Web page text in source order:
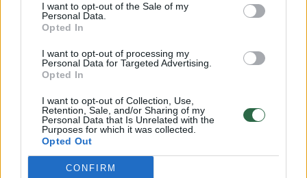
I want to opt-out of the Sale of my
Personal Data.
Opted In
I want to opt-out of processing my
Personal Data for Targeted Advertising.
Opted In
I want to opt-out of Collection, Use,
Retention, Sale, and/or Sharing of my
Personal Data that Is Unrelated with the
Purposes for which it was collected.
Opted Out
CONFIRM
00:15:54
V. Zalužno pasisakymą laiko bandymu įsitvirtinti
Ukrainos politikoje: jis yra neteisus
Laidos | Nauja diena
Sinoptikai atsakė, kokiais orais užbaigsime darbo
savaitę: karščiai atsitrauks
Žinios | Orai